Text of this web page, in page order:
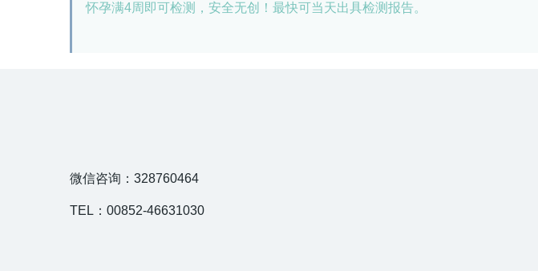
怀孕满4周即可检测，安全无创！最快可当天出具检测报告。
微信咨询：328760464
TEL：00852-46631030